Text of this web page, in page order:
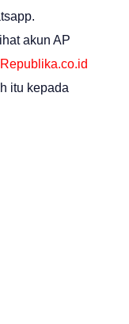
akun AP
Republika.co.id
itu kepada